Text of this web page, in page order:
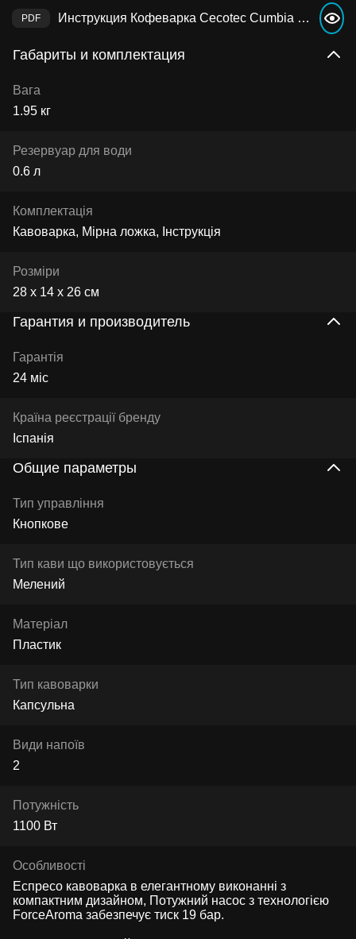
Инструкция Кофеварка Cecotec Cumbia Capricciosa Black
Габариты и комплектация
Вага
1.95 кг
Резервуар для води
0.6 л
Комплектація
Кавоварка, Мірна ложка, Інструкція
Розміри
28 х 14 х 26 см
Гарантия и производитель
Гарантія
24 міс
Країна реєстрації бренду
Іспанія
Общие параметры
Тип управління
Кнопкове
Тип кави що використовується
Мелений
Матеріал
Пластик
Тип кавоварки
Капсульна
Види напоїв
2
Потужність
1100 Вт
Особливості
Еспресо кавоварка в елегантному виконанні з
компактним дизайном, Потужний насос з технологією
ForceAroma забезпечує тиск 19 бар.